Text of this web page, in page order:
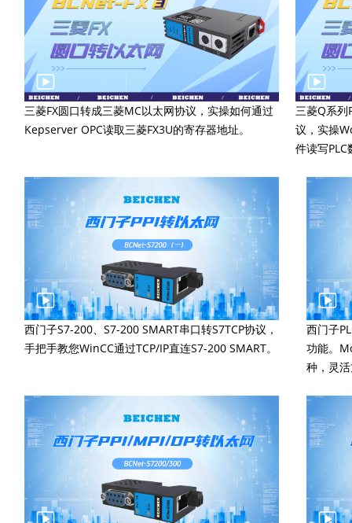
三菱FX圆口转成三菱MC以太网协议，实操如何通过
Kepserver OPC读取三菱FX3U的寄存器地址。
三菱Q系列
议，实操
件读写PLC
西门子S7-200、S7-200 SMART串口转S7TCP协议，
手把手教您WinCC通过TCP/IP直连S7-200 SMART。
西门子
功能。
种，灵